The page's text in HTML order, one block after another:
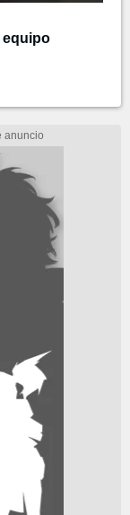
equipo